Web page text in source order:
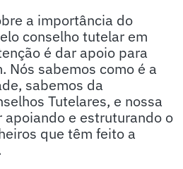
a importância do
conselho tutelar em
é dar apoio para
Nós sabemos como é a
sabemos da
Tutelares, e nossa
apoiando e estruturando o
que têm feito a